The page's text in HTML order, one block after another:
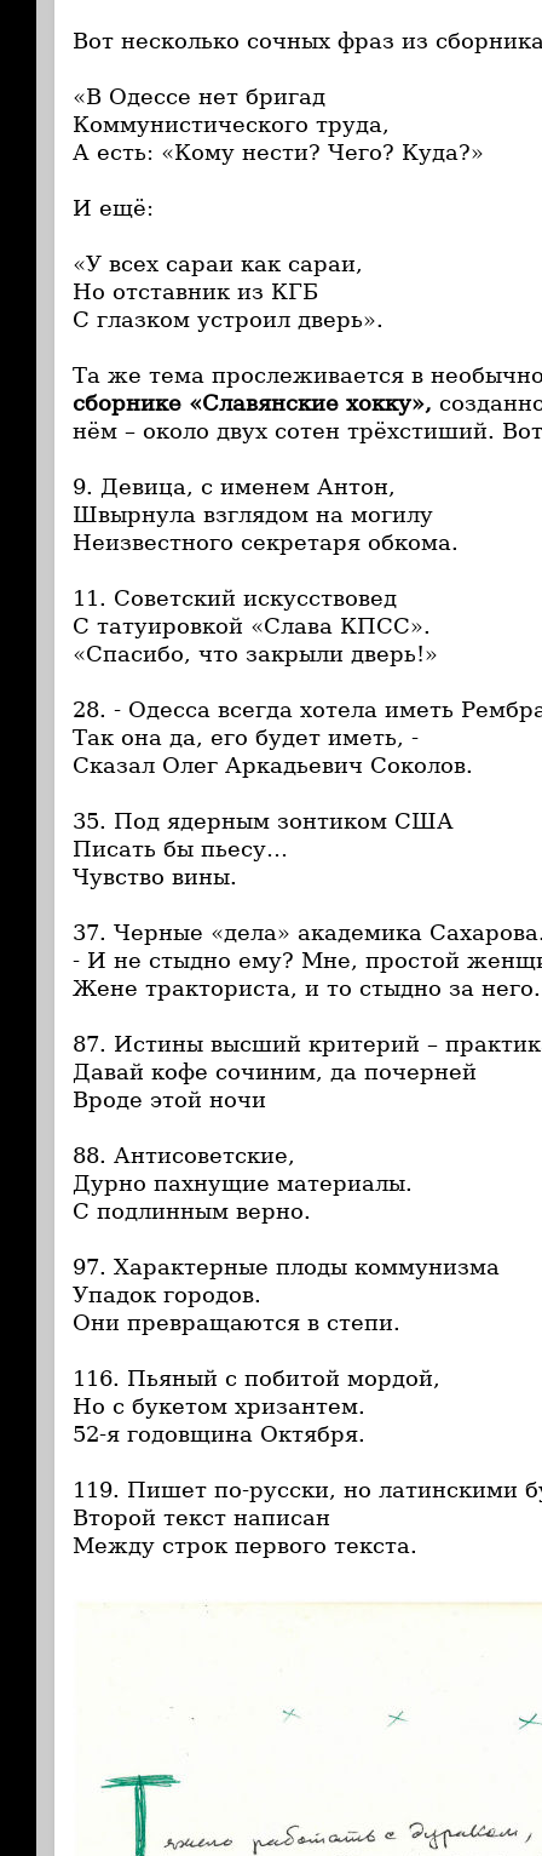
Вот несколько сочных фраз из
«В Одессе нет бригад
Коммунистического труда,
А есть: «Кому нести? Чего? Куда?»
И ещё:
«У всех сараи как сараи,
Но отставник из КГБ
С глазком устроил дверь».
Та же тема прослеживается в
сборнике «Славянские хокку»,
нём – около двух сотен трёхстиший.
9. Девица, с именем Антон,
Швырнула взглядом на могилу
Неизвестного секретаря обкома.
11. Советский искусствовед
С татуировкой «Слава КПСС».
«Спасибо, что закрыли дверь!»
28. - Одесса всегда хотела иметь
Так она да, его будет иметь, -
Сказал Олег Аркадьевич Соколов.
35. Под ядерным зонтиком США
Писать бы пьесу…
Чувство вины.
37. Черные «дела» академика
- И не стыдно ему? Мне, простой
Жене тракториста, и то стыдно за него.
87. Истины высший критерий –
Давай кофе сочиним, да почерней
Вроде этой ночи
88. Антисоветские,
Дурно пахнущие материалы.
С подлинным верно.
97. Характерные плоды коммунизма
Упадок городов.
Они превращаются в степи.
116. Пьяный с побитой мордой,
Но с букетом хризантем.
52-я годовщина Октября.
119. Пишет по-русски, но латинскими
Второй текст написан
Между строк первого текста.